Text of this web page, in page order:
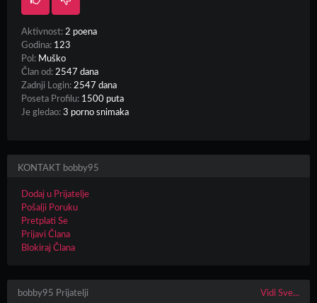
Aktivnost: 2 poena
Godina: 123
Pol: Muško
Član od: 2547 dana
Zadnji Login: 2547 dana
Poseta Profilu: 1500 puta
Je gledao: 3 porno snimaka
KONTAKT bobby95
Dodaj u Prijatelje
Pošalji Poruku
Pretplati Se
Prijavi Člana
Blokiraj Člana
bobby95 Prijatelji Vidi Sve...